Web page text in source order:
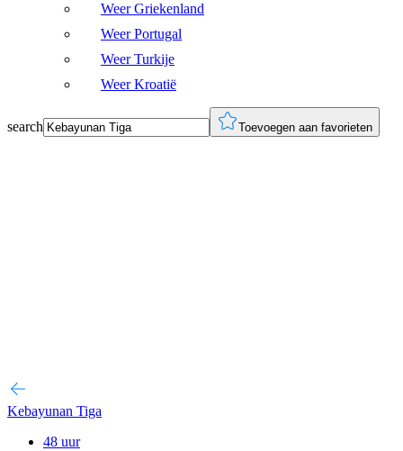
Weer Griekenland
Weer Portugal
Weer Turkije
Weer Kroatië
search Toevoegen aan favorieten
Kebayunan Tiga
48 uur